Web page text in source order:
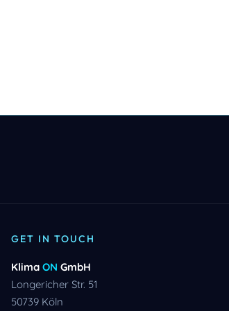
GET IN TOUCH
Klima ON GmbH
Longericher Str. 51
50739 Köln